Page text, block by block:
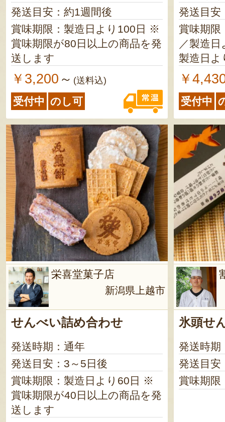
発送目安：約1週間後
賞味期限：製造日より100日 ※
賞味期限が80日以上の商品を発
送します
￥3,200 ～ (送料込)
受付中 のし可
発送目安
賞味期
／製造日より
製造日より2ヵ
日より7日 うた最中／製
り7日 良寛さまお手まり／製造
日より1年 いちじく羊羹
日より2
￥
受付中
栄喜堂菓子店
新潟県上越市
せんべい詰め合わせ
発送時期：通年
発送目安：3～5日後
賞味期限：製造日より60日 ※
賞味期限が40日以上の商品を発
送します
氷頭せ
発送時期
発送目安
賞味期限